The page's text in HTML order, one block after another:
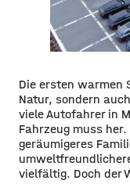
Die ersten warmen
Natur, sondern
viele Autofahrer in
Fahrzeug muss
geräumigeres
vielfältig. Doch der